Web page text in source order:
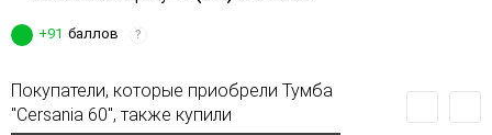
+91 баллов ?
Покупатели, которые приобрели Тумба
"Cersania 60", также купили